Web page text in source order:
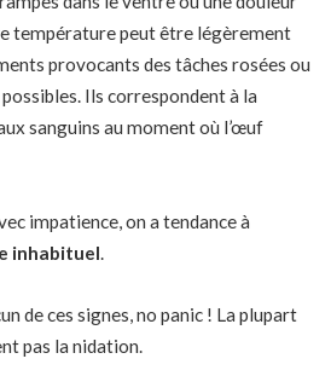
température peut être légèrement
provocants des tâches rosées ou
Ils correspondent à la
sanguins au moment où l’œuf
impatience, on a tendance à
inhabituel.
de ces signes, no panic ! La plupart
pas la nidation.